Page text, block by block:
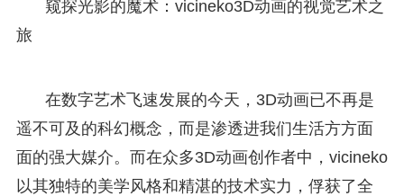
窥探光影的魔术：vicineko3D动画的视觉艺术之
旅
在数字艺术飞速发展的今天，3D动画已不再是
遥不可及的科幻概念，而是渗透进我们生活方方面
面的强大媒介。而在众多3D动画创作者中，vicineko
以其独特的美学风格和精湛的技术实力，俘获了全